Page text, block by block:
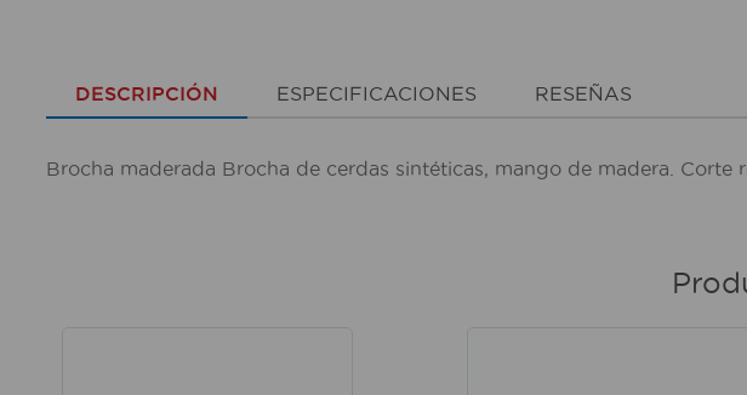
DESCRIPCIÓN ESPECIFICACIONES RESEÑAS
Brocha maderada Brocha de cerdas sintéticas, mango de madera. Corte